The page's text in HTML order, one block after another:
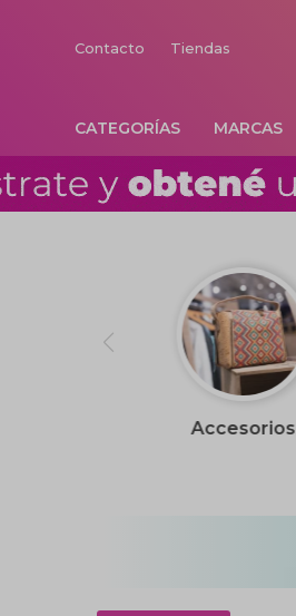
CATEGORÍAS MARCAS
Contacto Tiendas
Accesorios